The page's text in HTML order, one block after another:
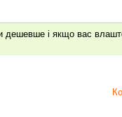
дешевше і якщо вас